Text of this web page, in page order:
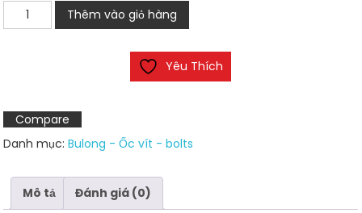
Khớp
nối
inox
304
số
Thêm vào giỏ hàng
Yêu Thích
Compare
Danh mục:Bulong - Ốc vít - bolts
Mô tả Đánh giá (0)